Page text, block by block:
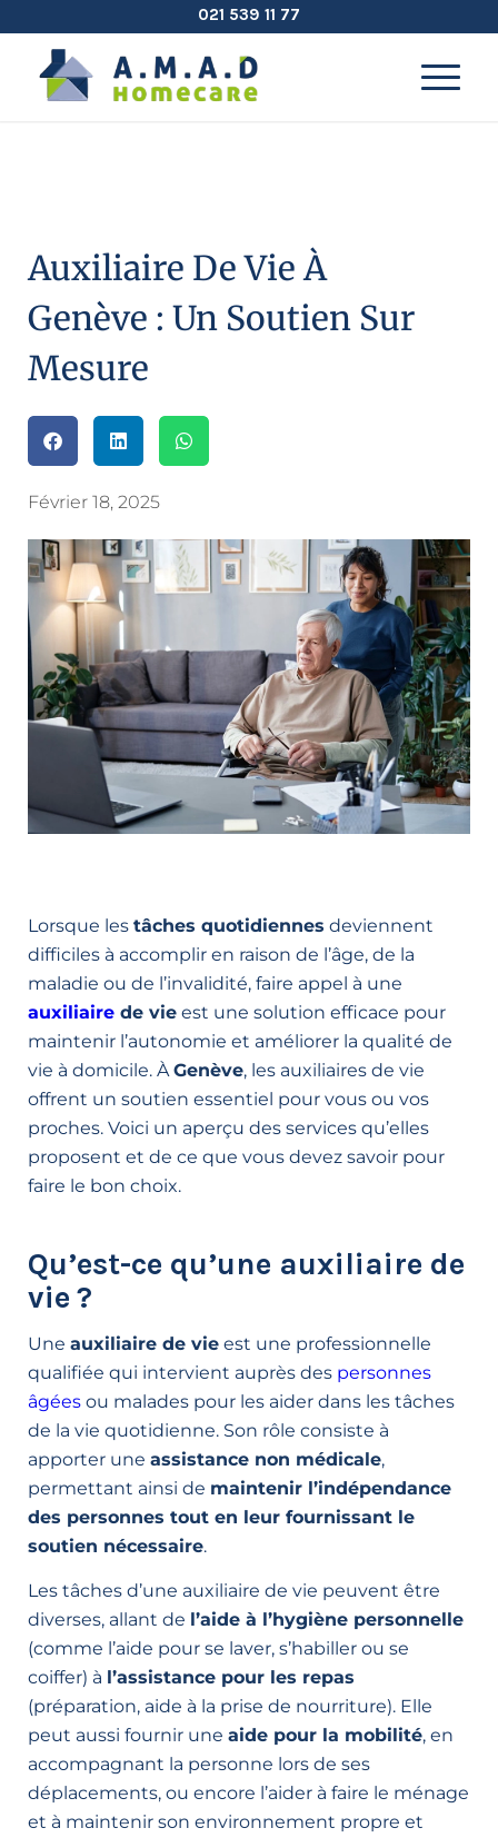
021 539 11 77
Auxiliaire De Vie À
Genève : Un Soutien Sur
Mesure
Février 18, 2025
Lorsque les tâches quotidiennes deviennent
difficiles à accomplir en raison de l’âge, de la
maladie ou de l’invalidité, faire appel à une
auxiliaire de vie est une solution efficace pour
maintenir l’autonomie et améliorer la qualité de
vie à domicile. ÀGenève, les auxiliaires de vie
offrent un soutien essentiel pour vous ou vos
proches. Voici un aperçu des services qu’elles
proposent et de ce que vous devez savoir pour
faire le bon choix.
Qu’est-ce qu’une auxiliaire de
vie ?
Une auxiliaire de vie est une professionnelle
qualifiée qui intervient auprès des personnes
âgées ou malades pour les aider dans les tâches
de la vie quotidienne. Son rôle consiste à
apporter une assistance non médicale,
permettant ainsi de maintenir l’indépendance
des personnes tout en leur fournissant le
soutien nécessaire.
Les tâches d’une auxiliaire de vie peuvent être
diverses, allant de l’aide à l’hygiène personnelle
(comme l’aide pour se laver, s’habiller ou se
coiffer) à l’assistance pour les repas
(préparation, aide à la prise de nourriture). Elle
peut aussi fournir une aide pour la mobilité, en
accompagnant la personne lors de ses
déplacements, ou encore l’aider à faire le ménage
et à maintenir son environnement propre et